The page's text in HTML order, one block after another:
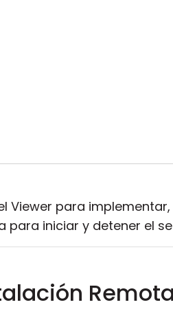
Viewer para
iniciar y detener el